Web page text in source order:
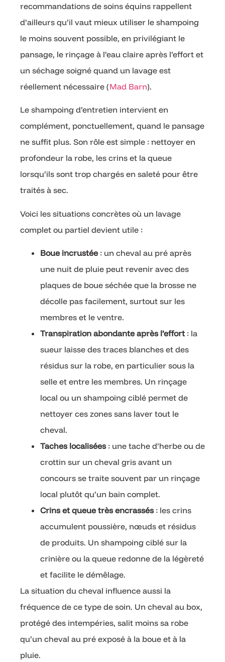
recommandations de soins équins rappellent
d’ailleurs qu’il vaut mieux utiliser le shampoing
le moins souvent possible, en privilégiant le
pansage, le rinçage à l’eau claire après l’effort et
un séchage soigné quand un lavage est
réellement nécessaire (Mad Barn).
Le shampoing d’entretien intervient en
complément, ponctuellement, quand le pansage
ne suffit plus. Son rôle est simple : nettoyer en
profondeur la robe, les crins et la queue
lorsqu’ils sont trop chargés en saleté pour être
traités à sec.
Voici les situations concrètes où un lavage
complet ou partiel devient utile :
Boue incrustée : un cheval au pré après
une nuit de pluie peut revenir avec des
plaques de boue séchée que la brosse ne
décolle pas facilement, surtout sur les
membres et le ventre.
Transpiration abondante après l’effort: la
sueur laisse des traces blanches et des
résidus sur la robe, en particulier sous la
selle et entre les membres. Un rinçage
local ou un shampoing ciblé permet de
nettoyer ces zones sans laver tout le
cheval.
Taches localisées : une tache d’herbe ou de
crottin sur un cheval gris avant un
concours se traite souvent par un rinçage
local plutôt qu’un bain complet.
Crins et queue très encrassés : les crins
accumulent poussière, nœuds et résidus
de produits. Un shampoing ciblé sur la
crinière ou la queue redonne de la légèreté
et facilite le démêlage.
La situation du cheval influence aussi la
fréquence de ce type de soin. Un cheval au box,
protégé des intempéries, salit moins sa robe
qu’un cheval au pré exposé à la boue et à la
pluie.